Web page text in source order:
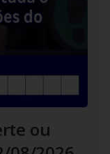
ou